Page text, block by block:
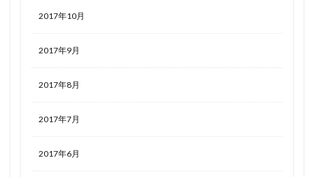
2017年10月
2017年9月
2017年8月
2017年7月
2017年6月